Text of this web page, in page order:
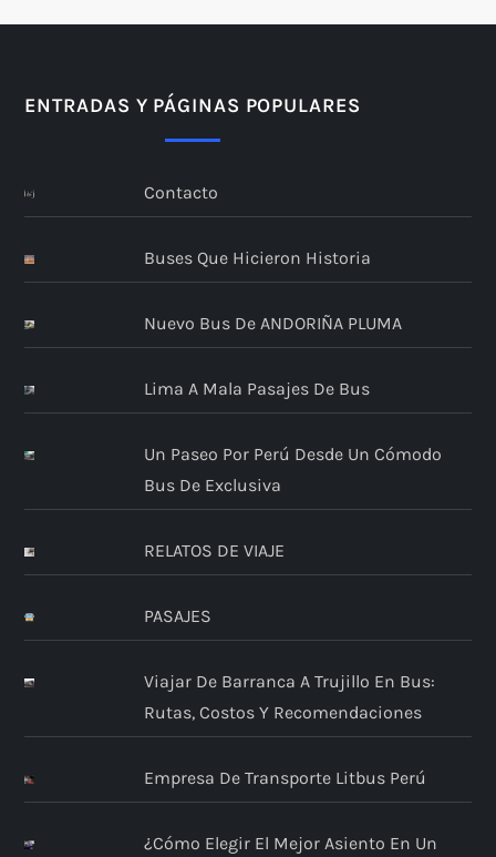
ENTRADAS Y PÁGINAS POPULARES
Contacto
Buses Que Hicieron Historia
Nuevo Bus De ANDORIÑA PLUMA
Lima A Mala Pasajes De Bus
Un Paseo Por Perú Desde Un Cómodo
Bus De Exclusiva
RELATOS DE VIAJE
PASAJES
Viajar De Barranca A Trujillo En Bus:
Rutas, Costos Y Recomendaciones
Empresa De Transporte Litbus Perú
¿Cómo Elegir El Mejor Asiento En Un